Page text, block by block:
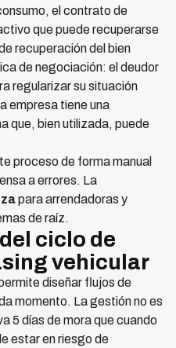
el contrato de
que puede recuperarse
recuperación del bien
de negociación: el deudor
regularizar su situación
empresa tiene una
que, bien utilizada, puede
proceso de forma manual
a errores. La
para arrendadoras y
de raíz.
ciclo de
vehicular
diseñar flujos de
momento. La gestión no es
5 días de mora que cuando
estar en riesgo de